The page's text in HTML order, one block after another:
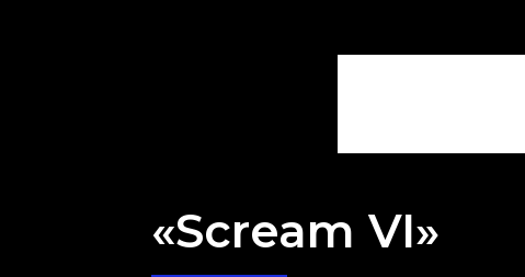
«Scream VI»